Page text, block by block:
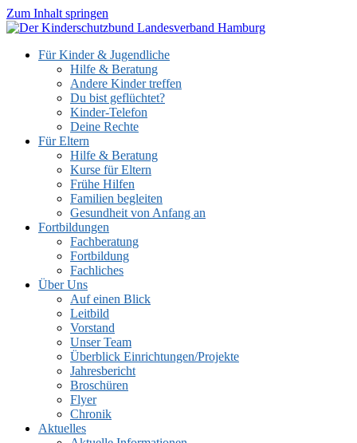
Zum Inhalt springen
Für Kinder & Jugendliche
Hilfe & Beratung
Andere Kinder treffen
Du bist geflüchtet?
Kinder-Telefon
Deine Rechte
Für Eltern
Hilfe & Beratung
Kurse für Eltern
Frühe Hilfen
Familien begleiten
Gesundheit von Anfang an
Fortbildungen
Fachberatung
Fortbildung
Fachliches
Über Uns
Auf einen Blick
Leitbild
Vorstand
Unser Team
Überblick Einrichtungen/Projekte
Jahresbericht
Broschüren
Flyer
Chronik
Aktuelles